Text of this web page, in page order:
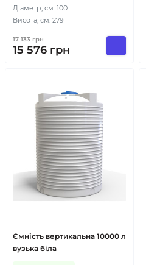
Діаметр, см: 100
Висота, см: 279
17 133грн
15 576 грн
Ємність вертикальна 10000 л
вузька біла